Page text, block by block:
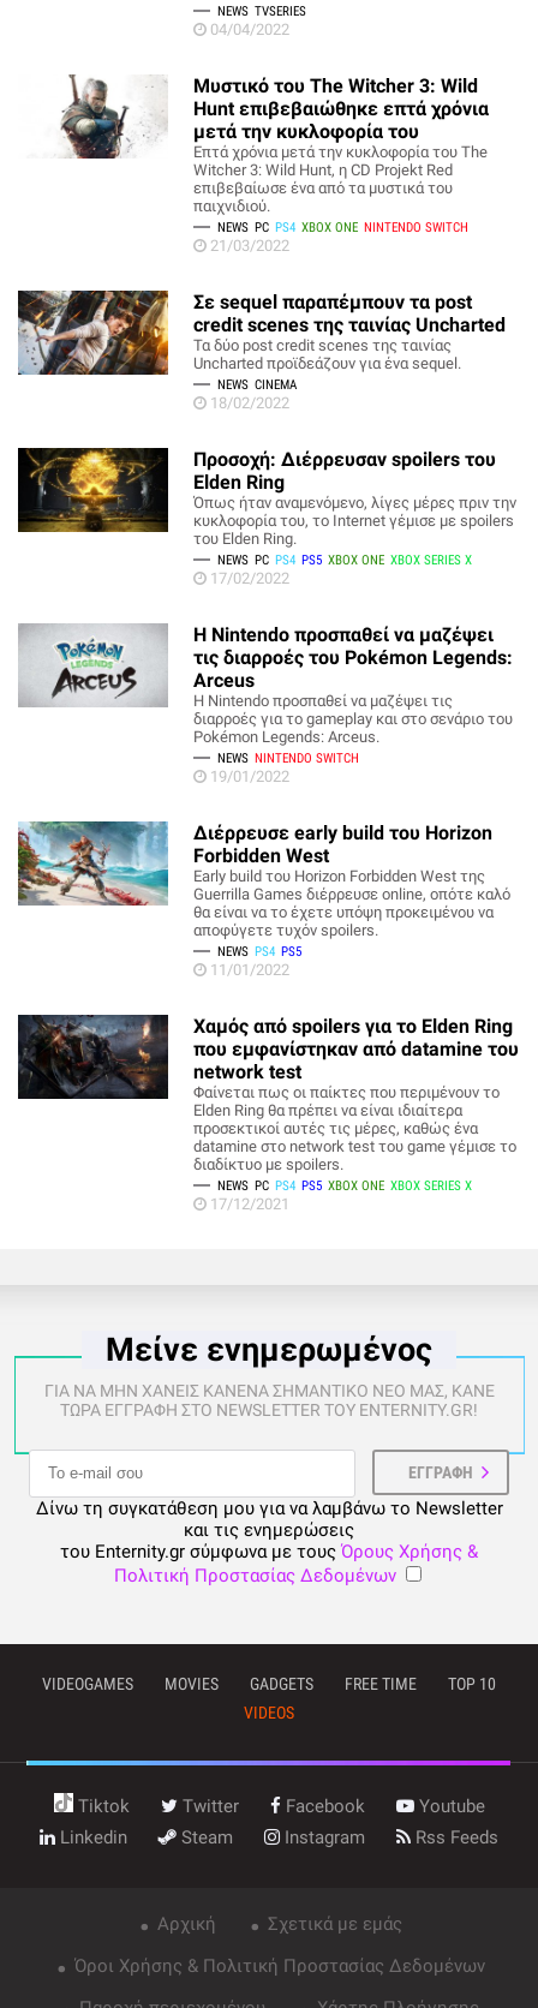
NEWS TVSERIES
04/04/2022
Μυστικό του The Witcher 3: Wild
Hunt επιβεβαιώθηκε επτά χρόνια
μετά την κυκλοφορία του
Επτά χρόνια μετά την κυκλοφορία του The
Witcher 3: Wild Hunt, η CD Projekt Red
επιβεβαίωσε ένα από τα μυστικά του
παιχνιδιού.
NEWS PC PS4 XBOX ONE NINTENDO SWITCH
21/03/2022
Σε sequel παραπέμπουν τα post
credit scenes της ταινίας Uncharted
Τα δύο post credit scenes της ταινίας
Uncharted προϊδεάζουν για ένα sequel.
NEWS CINEMA
18/02/2022
Προσοχή: Διέρρευσαν spoilers του
Elden Ring
Όπως ήταν αναμενόμενο, λίγες μέρες πριν την
κυκλοφορία του, το Internet γέμισε με spoilers
του Elden Ring.
NEWS PC PS4 PS5 XBOX ONE XBOX SERIES X
17/02/2022
Η Nintendo προσπαθεί να μαζέψει
τις διαρροές του Pokémon Legends:
Arceus
H Nintendo προσπαθεί να μαζέψει τις
διαρροές για το gameplay και στο σενάριο του
Pokémon Legends: Arceus.
NEWS NINTENDO SWITCH
19/01/2022
Διέρρευσε early build του Horizon
Forbidden West
Early build του Horizon Forbidden West της
Guerrilla Games διέρρευσε online, οπότε καλό
θα είναι να το έχετε υπόψη προκειμένου να
αποφύγετε τυχόν spoilers.
NEWS PS4 PS5
11/01/2022
Χαμός από spoilers για το Elden Ring
που εμφανίστηκαν από datamine του
network test
Φαίνεται πως οι παίκτες που περιμένουν το
Elden Ring θα πρέπει να είναι ιδιαίτερα
προσεκτικοί αυτές τις μέρες, καθώς ένα
datamine στο network test του game γέμισε το
διαδίκτυο με spoilers.
NEWS PC PS4 PS5 XBOX ONE XBOX SERIES X
17/12/2021
Μείνε ενημερωμένος
ΓΙΑ ΝΑ ΜΗΝ ΧΑΝΕΙΣ ΚΑΝΕΝΑ ΣΗΜΑΝΤΙΚΟ ΝΕΟ ΜΑΣ, ΚΑΝΕ
ΤΩΡΑ ΕΓΓΡΑΦΗ ΣΤΟ NEWSLETTER ΤΟΥ ENTERNITY.GR!
Δίνω τη συγκατάθεση μου για να λαμβάνω το Newsletter
και τις ενημερώσεις
του Enternity.gr σύμφωνα με τους Όρους Χρήσης &
Πολιτική Προστασίας Δεδομένων
VIDEOGAMES MOVIES GADGETS FREE TIME
TOP 10
VIDEOS
Tiktok Twitter Facebook
Youtube
Linkedin
Steam Instagram Rss Feeds
Αρχική
Σχετικά με εμάς
Όροι Χρήσης & Πολιτική Προστασίας Δεδομένων